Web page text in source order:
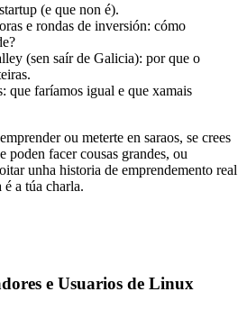
(e que non é).
e rondas de inversión: cómo
(sen saír de Galicia): por que o
que faríamos igual e que xamais
ou meterte en saraos, se crees
poden facer cousas grandes, ou
unha historia de emprendemento real
é a túa charla.
e Usuarios de Linux